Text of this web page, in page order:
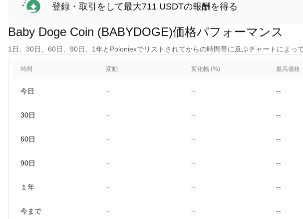
登録・取引をして最大711 USDTの報酬を得る
Baby Doge Coin (BABYDOGE)価格パフォーマンス
1日、30日、60日、90日、1年とPoloniexでリストされてからの時間帯に及ぶチャートによっ
時間 変動 変化幅 (%) 最高価格
今日 -- -- --
30日 -- -- --
60日 -- -- --
90日 -- -- --
１年 -- -- --
今まで -- -- --